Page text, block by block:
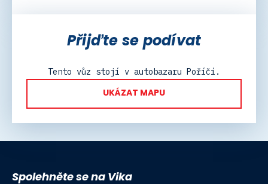
Přijďte se podívat
Tento vůz stojí v autobazaru Poříčí.
UKÁZAT MAPU
Spolehněte se na Vika